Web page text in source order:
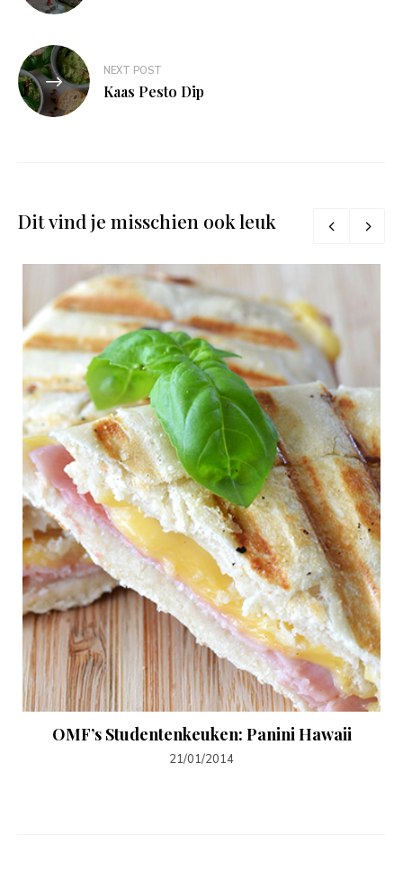
NEXT POST
Kaas Pesto Dip
Dit vind je misschien ook leuk
OMF’s Studentenkeuken: Panini Hawaii
21/01/2014